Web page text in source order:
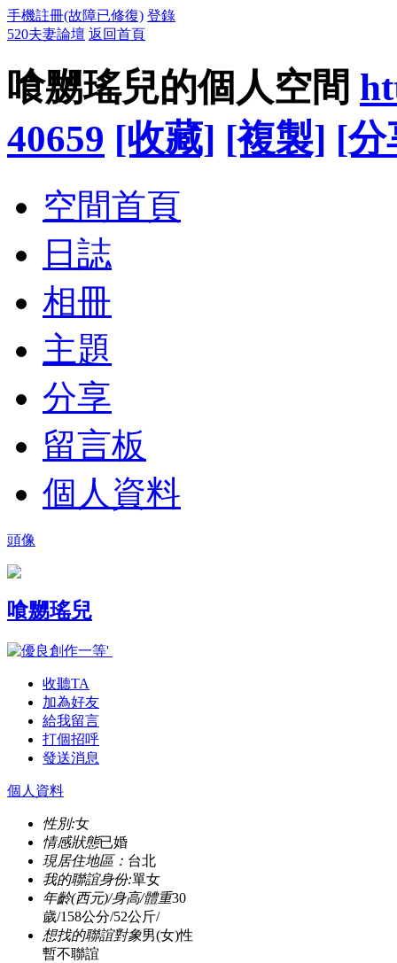
手機註冊(故障已修復) 登錄
520夫妻論壇 返回首頁
喰嬲瑤兒的個人空間
40659 [收藏] [複製] [分
空間首頁
日誌
相冊
主題
分享
留言板
個人資料
頭像
喰嬲瑤兒
收聽TA
加為好友
給我留言
打個招呼
發送消息
個人資料
性別:女
情感狀態已婚
現居住地區： 台北
我的聯誼身份:單女
年齡(西元)/身高/體重30
歲/158公分/52公斤/
想找的聯誼對象男(女)性
暫不聯誼